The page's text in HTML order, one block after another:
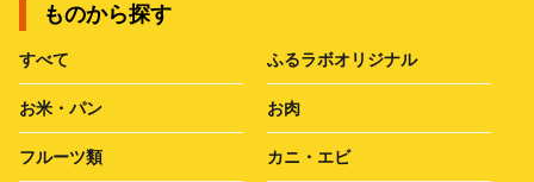
ものから探す
すべて ふるラボオリジナル
お米・パン お肉
フルーツ類 カニ・エビ